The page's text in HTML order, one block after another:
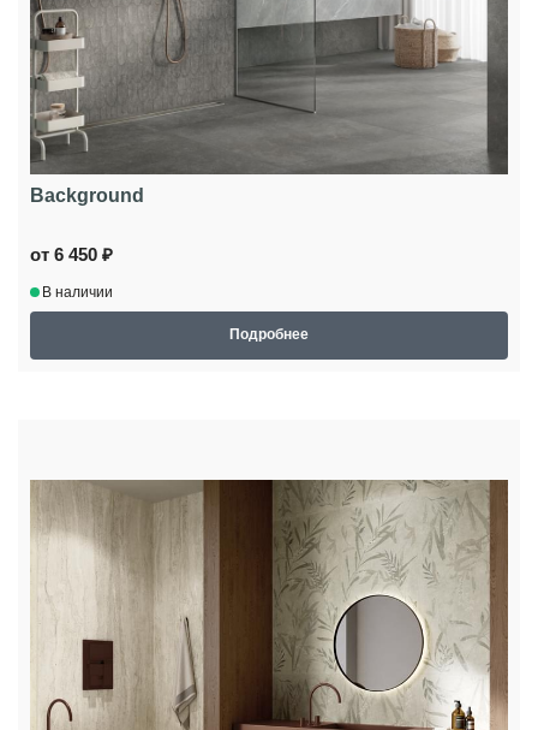
Background
от 6 450 ₽
В наличии
Подробнее